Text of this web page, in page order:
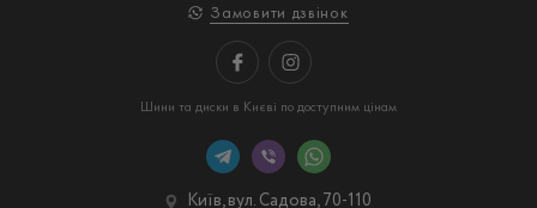
Замовити дзвінок
Шини та диски в Києві по доступним цінам
Київ, вул. Садова, 70-110